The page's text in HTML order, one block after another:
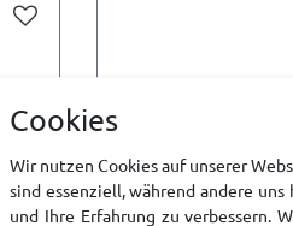
Cookies
Wir nutzen Cookies auf unserer
sind essenziell, während andere
und Ihre Erfahrung zu verbessern.